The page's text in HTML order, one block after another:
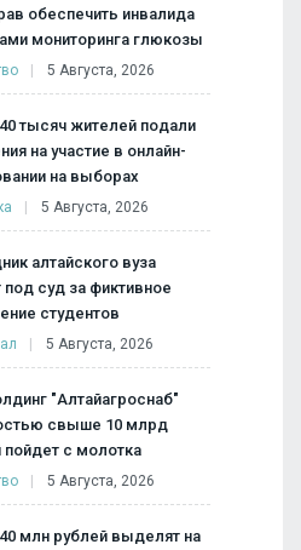
обеспечить инвалида
мониторинга глюкозы
5 Августа, 2026
тысяч жителей подали
на участие в онлайн-
на выборах
5 Августа, 2026
алтайского вуза
под суд за фиктивное
студентов
5 Августа, 2026
"Алтайагроснаб"
свыше 10 млрд
пойдет с молотка
5 Августа, 2026
млн рублей выделят на